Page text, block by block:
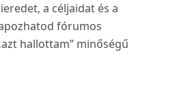
a céljaidat és a
fórumos
hallottam” minőségű